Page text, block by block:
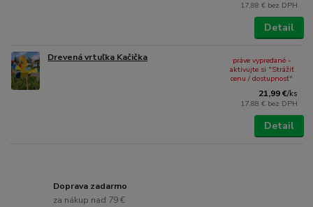
17,88 € bez DPH
Detail
Drevená vrtuľka Kačička
21,99 €/ks
17,88 € bez DPH
práve vypredané -
aktivujte si "Strážiť
cenu / dostupnosť"
Detail
Doprava zadarmo
za nákup nad 79 €